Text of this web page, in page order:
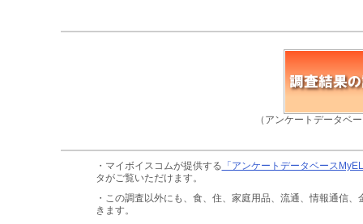
（アンケートデータベ
・マイボイスコムが提供する 「アンケートデータベース
タがご覧いただけます。
・この調査以外にも、食、住、家庭用品、流通、情報通信、
きます。